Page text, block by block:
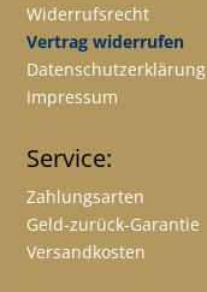
Widerrufsrecht
Vertrag widerrufen
Datenschutzerklärung
Impressum
Service:
Zahlungsarten
Geld-zurück-Garantie
Versandkosten